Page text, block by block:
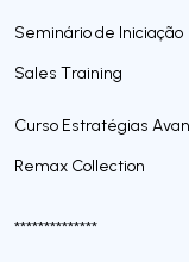
Seminário de Iniciação
Sales Training
Curso Estratégias
Remax Collection
**************